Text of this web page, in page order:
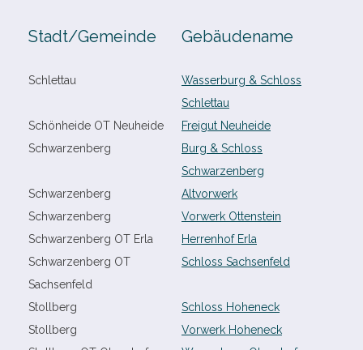
Stadt/​Gemeinde Gebäudename
Schlettau
Wasserburg & Schloss
Schlettau
Schönheide OT Neuheide
Freigut Neuheide
Schwarzenberg
Burg & Schloss
Schwarzenberg
Schwarzenberg
Altvorwerk
Schwarzenberg
Vorwerk Ottenstein
Schwarzenberg OT Erla
Herrenhof Erla
Schwarzenberg OT
Sachsenfeld
Schloss Sachsenfeld
Stollberg
Schloss Hoheneck
Stollberg
Vorwerk Hoheneck